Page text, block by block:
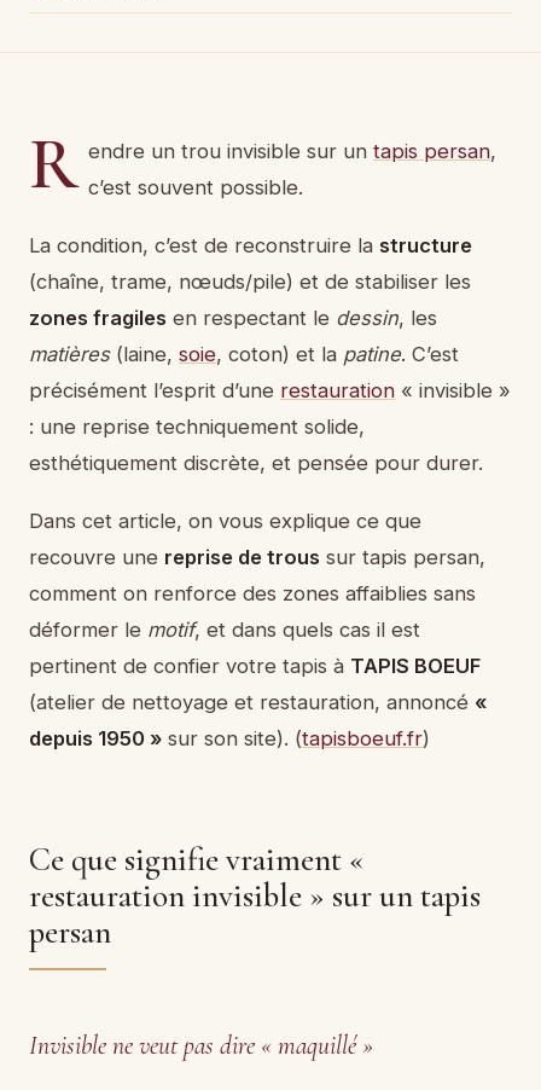
R endre un trou invisible sur untapis persan,
c’est souvent possible.
La condition, c’est de reconstruire la structure
(chaîne, trame, nœuds/pile) et de stabiliser les
zones fragiles en respectant le dessin, les
matières(laine, soie, coton) et la patine. C’est
précisément l’esprit d’une restauration « invisible »
: une reprise techniquement solide,
esthétiquement discrète, et pensée pour durer.
Dans cet article, on vous explique ce que
recouvre une reprise de trous sur tapis persan,
comment on renforce des zones affaiblies sans
déformer le motif, et dans quels cas il est
pertinent de confier votre tapis à TAPIS BOEUF
(atelier de nettoyage et restauration, annoncé «
depuis 1950 » sur son site). (tapisboeuf.fr)
Ce que signifie vraiment «
restauration invisible » sur un tapis
persan
Invisible ne veut pas dire « maquillé »